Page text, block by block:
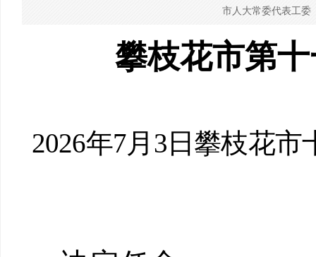
市人大常委代表工委
攀枝花市第
2026年7月 3 日攀枝花市